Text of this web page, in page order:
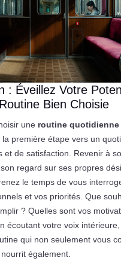
: Éveillez Votre
Bien Choisie
une routine quotidienne
la première étape vers un
et de satisfaction. Revenir à
son regard sur ses propres
le temps de vous
et vos priorités. Que
? Quelles sont vos
écoutant votre voix
qui non seulement vous
également.